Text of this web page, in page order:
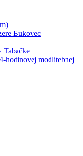
Bukovec
Tabačke
hodinovej modlitebnej